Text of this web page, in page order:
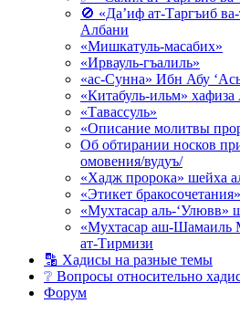
🚫 «Да’иф ат-Таргъиб
Албани
«Мишкатуль-масабих»
«Ирвауль-гъалиль»
«ас-Сунна» Ибн Абу
«Китабуль-ильм»
«Тавассуль»
«Описание молитвы
Об обтирании носков
омовения/вудуъ/
«Хадж пророка» шейха
«Этикет
«Мухтасар аль-‘Улювв»
«Мухтасар аш-Шамаиль
ат-Тирмизи
🔡 Хадисы на разные темы
❔ Вопросы относительно
Форум